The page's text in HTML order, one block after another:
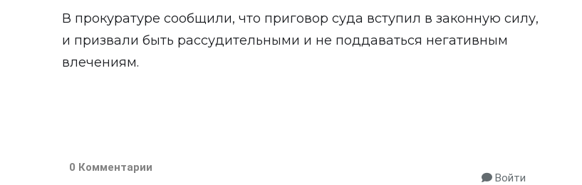
В прокуратуре сообщили, что приговор суда вступил в законную силу,
и призвали быть рассудительными и не поддаваться негативным
влечениям.
0 Комментарии
Войти